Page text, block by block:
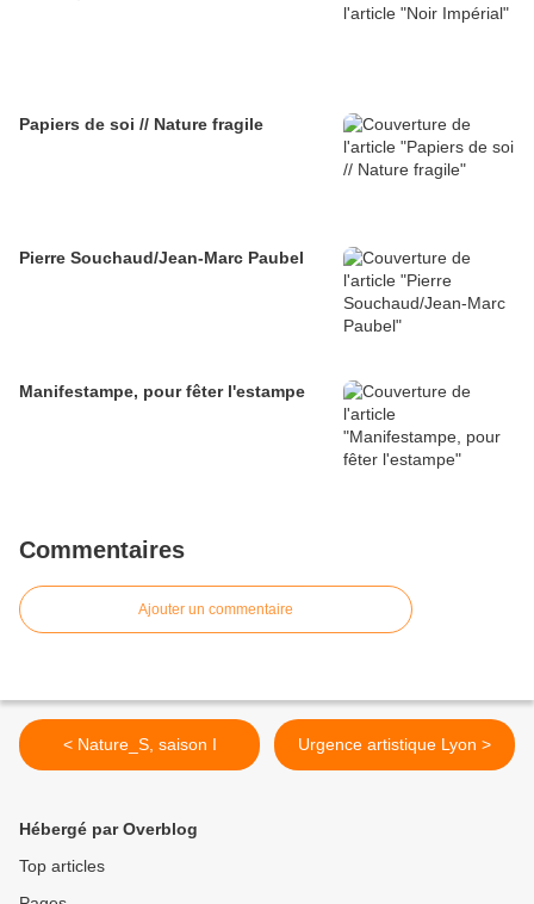
Papiers de soi // Nature fragile
Pierre Souchaud/Jean-Marc Paubel
Manifestampe, pour fêter l'estampe
Commentaires
Ajouter un commentaire
< Nature_S, saison I Urgence artistique Lyon >
Hébergé par Overblog
Top articles